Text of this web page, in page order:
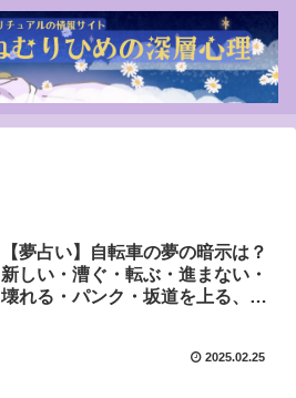
【夢占い】自転車の夢の暗示は？
新しい・漕ぐ・転ぶ・進まない・
壊れる・パンク・坂道を上る、下
2025.02.25